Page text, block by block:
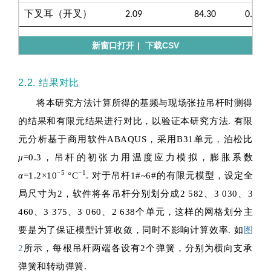
下叉耳（开叉） 2.09 84.30 0.300
新窗口打开 | 下载CSV
2.2. 结果对比
将本研究方法计算所得的基频与现场张拉吊杆时测得
的结果和有限元结果进行对比，以验证本研究方法. 有限
元分析基于商用软件ABAQUS，采用B31单元，泊松比
μ=0.3，吊杆的初张力用温度应力模拟，膨胀系数
α=1.2×10−5 °C−1. 对于吊杆1#~6#的有限元模型，设定全
局尺寸为2，软件将各吊杆分别划分成2 582、3 030、3
460、3 375、3 060、2 638个单元，这样的网格划分主
要是为了保证模型计算收敛，同时不影响计算效率. 如 图
2 所示，每根吊杆两端各设有2个弹簧，分别为横向支承
弹簧和转动弹簧.